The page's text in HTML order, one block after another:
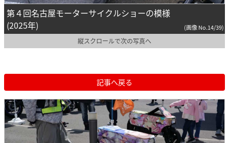
第４回名古屋モーターサイクルショーの模様
(2025年)
(画像 No.14/39)
縦スクロールで次の写真へ
記事へ戻る